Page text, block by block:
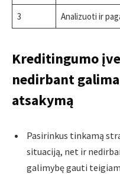
3 Analizuoti ir
Kreditingumo
nedirbant
atsakymą
Pasirinkus tinkamą
situaciją, net ir
galimybę gauti